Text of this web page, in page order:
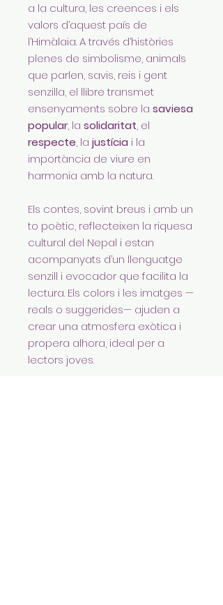
a la cultura, les creences i els
valors d’aquest país de
l’Himàlaia. A través d’històries
plenes de simbolisme, animals
que parlen, savis, reis i gent
senzilla, el llibre transmet
ensenyaments sobre la saviesa
popular, la solidaritat, el
respecte, la justícia i la
importància de viure en
harmonia amb la natura.
Els contes, sovint breus i amb un
to poètic, reflecteixen la riquesa
cultural del Nepal i estan
acompanyats d’un llenguatge
senzill i evocador que facilita la
lectura. Els colors i les imatges —
reals o suggerides— ajuden a
crear una atmosfera exòtica i
propera alhora, ideal per a
lectors joves.